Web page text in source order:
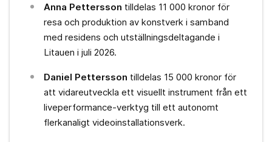
Anna Pettersson tilldelas 11 000 kronor för
resa och produktion av konstverk i samband
med residens och utställningsdeltagande i
Litauen i juli 2026.
Daniel Pettersson tilldelas 15 000 kronor för
att vidareutveckla ett visuellt instrument från ett
liveperformance-verktyg till ett autonomt
flerkanaligt videoinstallationsverk.